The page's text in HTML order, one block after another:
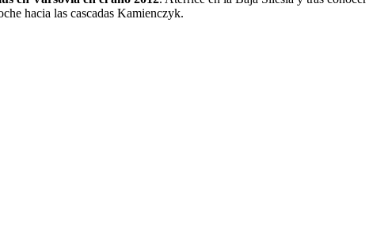
hacia las cascadas Kamienczyk.